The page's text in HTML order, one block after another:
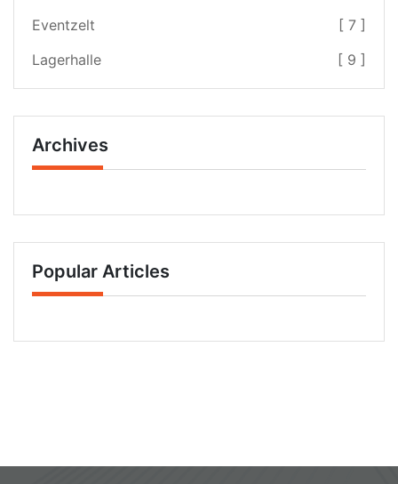
Eventzelt
[ 7 ]
Lagerhalle
[ 9 ]
Archives
Popular Articles